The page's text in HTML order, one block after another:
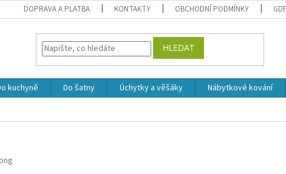
DOPRAVA A PLATBA KONTAKTY OBCHODNÍ PODMÍNKY
HLEDAT
kuchyně Do šatny Úchytky a věšáky Nábytkové kování